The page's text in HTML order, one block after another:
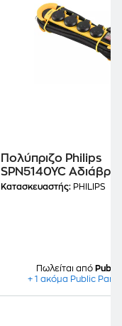
Πολύπριζο Philips
SPN5140YC
θέσεων 5m - Κίτρινο
Κατασκευαστής: PHILIPS
Πωλείται από Public
+ 1 ακόμα Public